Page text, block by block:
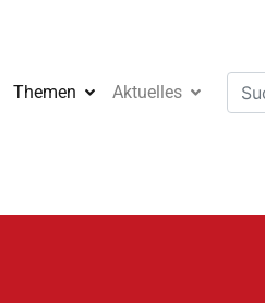
Themen Aktuelles